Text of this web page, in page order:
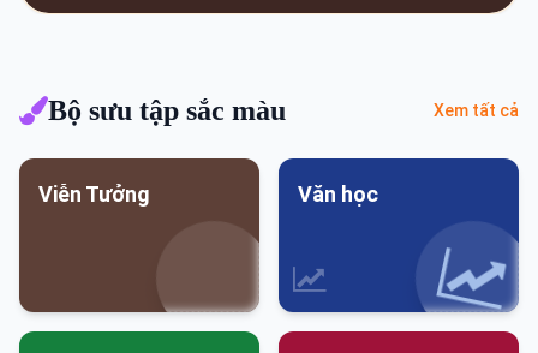
Bộ sưu tập sắc màu Xem tất cả
Viễn Tưởng Văn học